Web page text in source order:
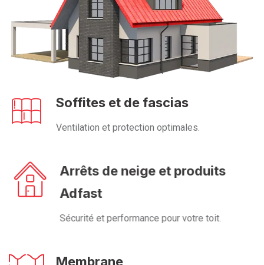
Soffites et de fascias
Ventilation et protection optimales.
Arrêts de neige et produits
Adfast
Sécurité et performance pour votre toit.
Membrane